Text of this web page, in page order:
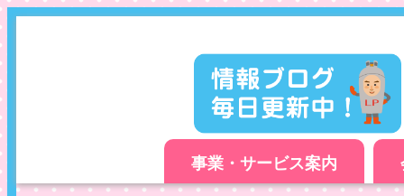
事業・サービス案内